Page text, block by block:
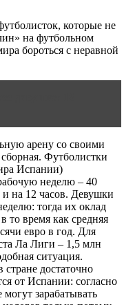
которые не
на футбольном
бороться с неравной
арену со своими
Футболистки
Испании)
неделю – 40
и на 12 часов. Девушки
тогда их оклад
то время как средняя
евро в год. Для
Ла Лиги – 1,5 млн
ситуация.
достаточно
от Испании: согласно
зарабатывать